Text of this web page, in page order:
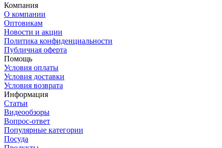
Компания
О компании
Оптовикам
Новости и акции
Политика конфиденциальности
Публичная оферта
Помощь
Условия оплаты
Условия доставки
Условия возврата
Информация
Статьи
Видеообзоры
Вопрос-ответ
Популярные категории
Посуда